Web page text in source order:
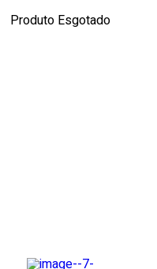
Produto Esgotado